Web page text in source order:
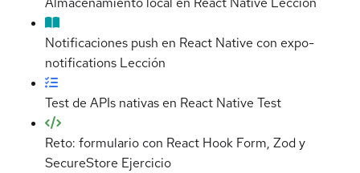
Notificaciones push en React Native con expo-
notifications Lección
Test de APIs nativas en React Native Test
Reto: formulario con React Hook Form, Zod y
SecureStore Ejercicio